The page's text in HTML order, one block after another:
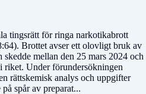
tingsrätt för ringa narkotikabrott
Brottet avser ett olovligt bruk av
mellan den 25 mars 2024 och
riket. Under förundersökningen
rättskemisk analys och uppgifter
spår av preparat...